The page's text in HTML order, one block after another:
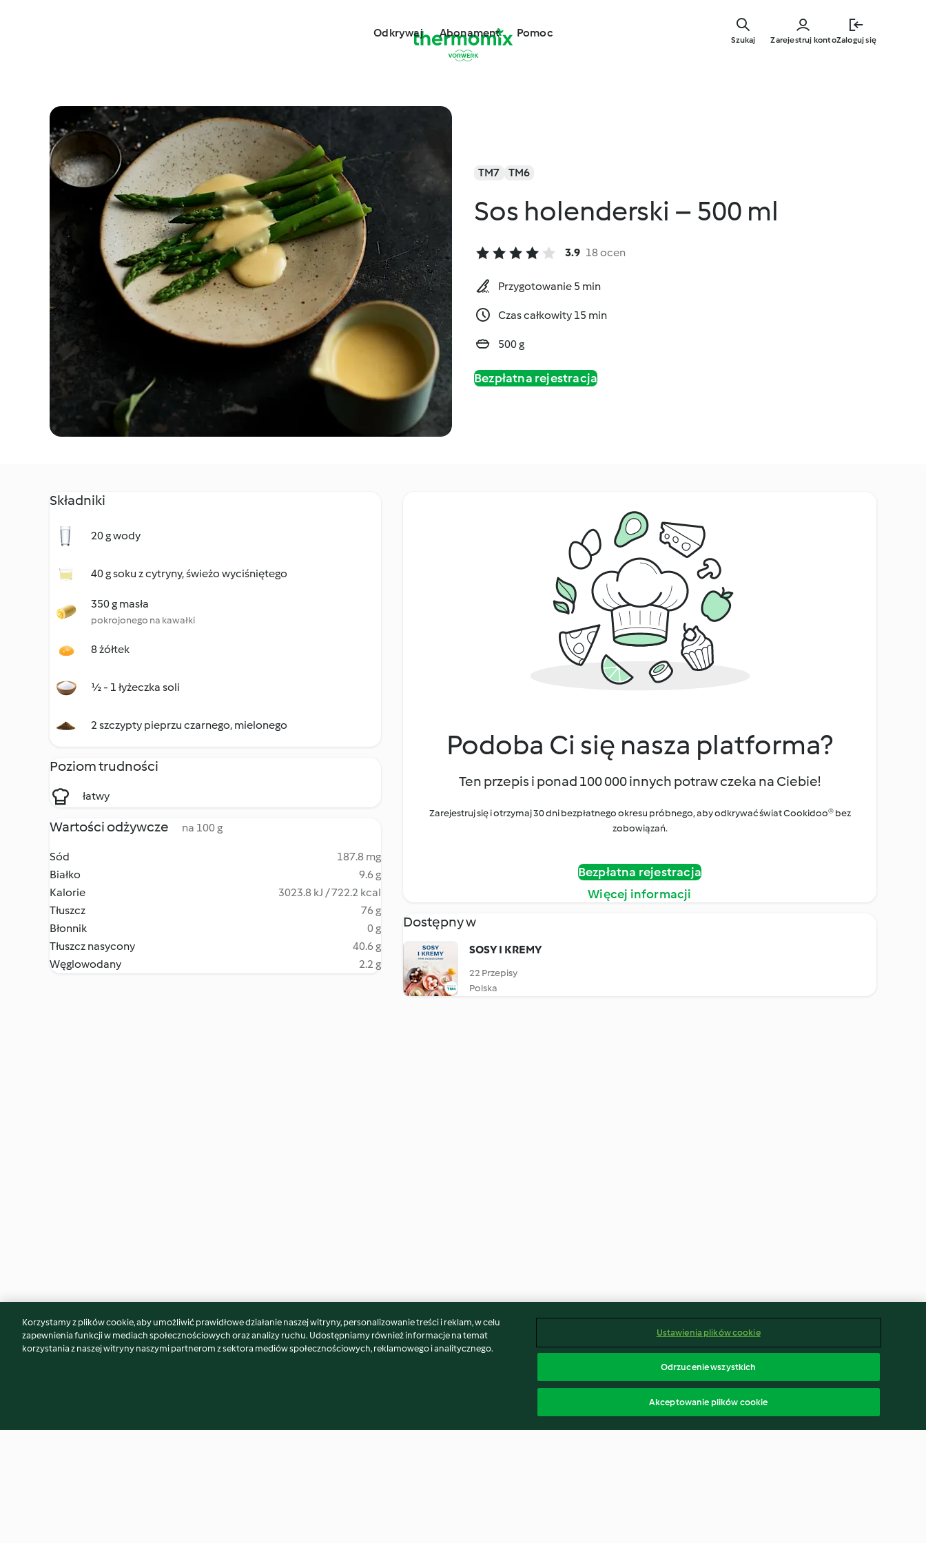
głównej
Odkrywaj Abonament Pomoc
Zarejestruj kontoZaloguj się
Szukaj
TM7 TM6
Sos holenderski – 500 ml
3.9 18 ocen
Przygotowanie 5 min
Czas całkowity 15 min
500 g
Bezpłatna rejestracja
Składniki
20 g wody
40 g soku z cytryny, świeżo wyciśniętego
350 g masła
pokrojonego na kawałki
8 żółtek
½ - 1 łyżeczka soli
2 szczypty pieprzu czarnego, mielonego
Poziom trudności
łatwy
Wartości odżywcze na 100 g
Sód
187.8 mg
Białko
9.6 g
Kalorie
3023.8 kJ / 722.2 kcal
Tłuszcz
76 g
Błonnik
0 g
Tłuszcz nasycony
40.6 g
Węglowodany
2.2 g
Podoba Ci się nasza platforma?
Ten przepis i ponad 100 000 innych potraw czeka na Ciebie!
Zarejestruj się i otrzymaj 30 dni bezpłatnego okresu próbnego, aby odkrywać świat Cookidoo® bez
zobowiązań.
Bezpłatna rejestracja
Więcej informacji
Dostępny w
SOSY I KREMY
22 Przepisy
Polska
Może spodoba Ci się również...
Korzystamy z plików cookie, aby umożliwić prawidłowe działanie naszej witryny, personalizowanie treści i reklam, w celu
zapewnienia funkcji w mediach społecznościowych oraz analizy ruchu. Udostępniamy również informacje na temat
korzystania z naszej witryny naszymi partnerom z sektora mediów społecznościowych, reklamowego i analitycznego.
Ustawienia plików cookie
Odrzucenie wszystkich
Akceptowanie plików cookie